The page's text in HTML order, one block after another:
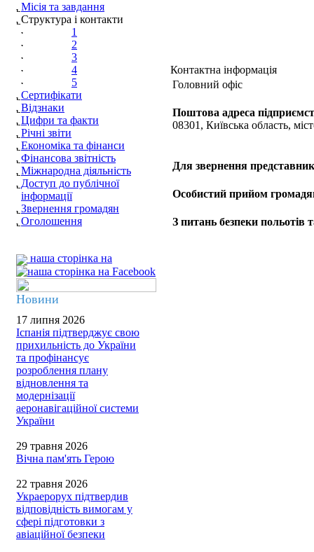
Місія та завдання
Структура і контакти
1
2
3
4
5
Сертифікати
Відзнаки
Цифри та факти
Річні звіти
Економіка та фінанси
Фінансова звітність
Міжнародна діяльність
Доступ до публічної
інформації
Звернення громадян
Оголошення
наша сторінка на
Новини
17 липня 2026
Іспанія підтверджує свою
прихильність до України
та профінансує
розроблення плану
відновлення та
модернізації
аеронавігаційної системи
України
29 травня 2026
Вічна пам'ять Герою
22 травня 2026
Украерорух підтвердив
відповідність вимогам у
сфері підготовки з
авіаційної безпеки
Контактна інформація
Головний офіс
Поштова адреса
08301, Київська область,
Для звернення
Особистий прийом
З питань безпеки польотів